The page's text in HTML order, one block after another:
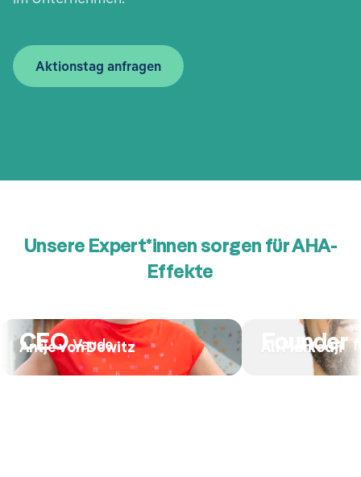
Aktionstag anfragen
Unsere Expert*innen sorgen für AHA-
Effekte
Antje von Dewitz
CEO Vaude Ali Mahlodji
Founder